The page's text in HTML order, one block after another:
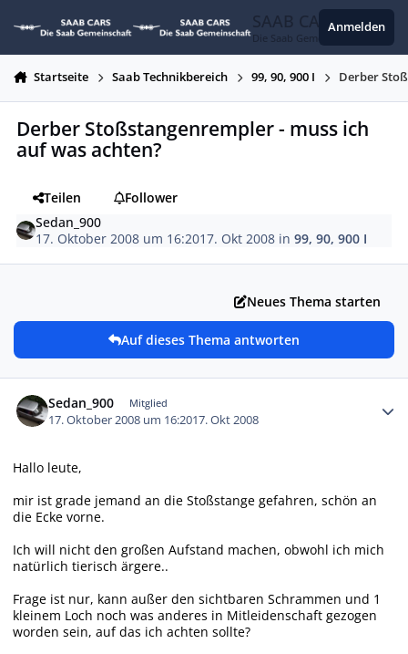
SAAB CARS
Die Saab Gemeinschaft
Anmelden
Startseite Saab Technikbereich 99, 90, 900 I Derber
Derber Stoßstangenrempler - muss ich
auf was achten?
Teilen
Follower
Sedan_900
17. Oktober 2008 um 16:2017. Okt 2008 in99, 90, 900 I
Neues Thema starten
Auf dieses Thema antworten
Sedan_900 Mitglied
17. Oktober 2008 um 16:2017. Okt 2008
Hallo leute,
mir ist grade jemand an die Stoßstange gefahren, schön an
die Ecke vorne.
Ich will nicht den großen Aufstand machen, obwohl ich mich
natürlich tierisch ärgere..
Frage ist nur, kann außer den sichtbaren Schrammen und 1
kleinem Loch noch was anderes in Mitleidenschaft gezogen
worden sein, auf das ich achten sollte?